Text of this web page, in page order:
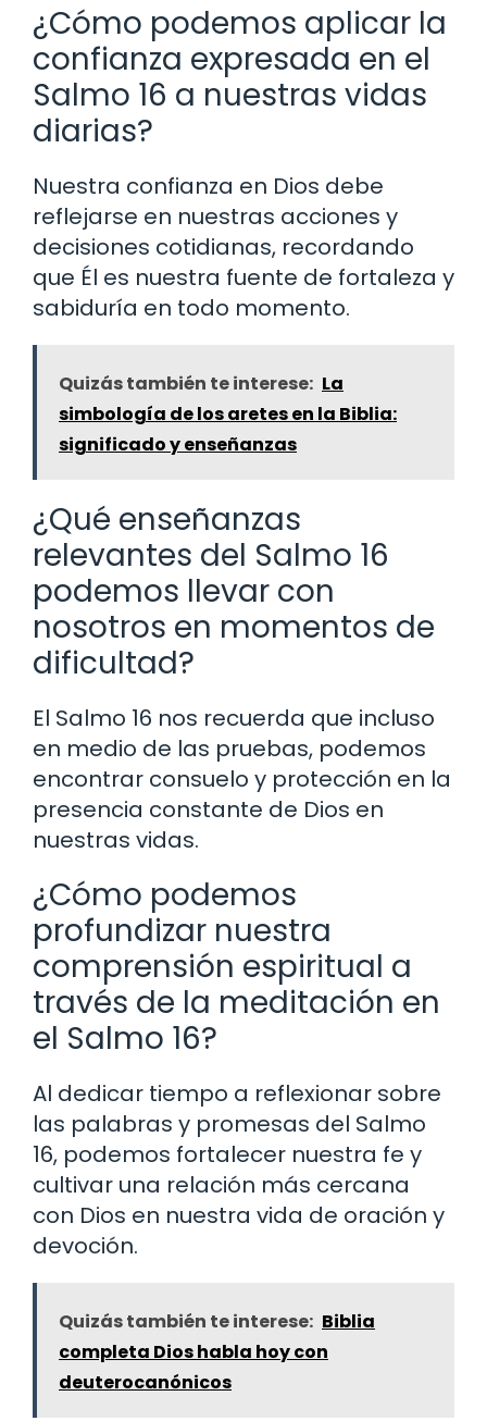
¿Cómo podemos aplicar la
confianza expresada en el
Salmo 16 a nuestras vidas
diarias?
Nuestra confianza en Dios debe
reflejarse en nuestras acciones y
decisiones cotidianas, recordando
que Él es nuestra fuente de fortaleza y
sabiduría en todo momento.
Quizás también te interese: La
simbología de los aretes en la Biblia:
significado y enseñanzas
¿Qué enseñanzas
relevantes del Salmo 16
podemos llevar con
nosotros en momentos de
dificultad?
El Salmo 16 nos recuerda que incluso
en medio de las pruebas, podemos
encontrar consuelo y protección en la
presencia constante de Dios en
nuestras vidas.
¿Cómo podemos
profundizar nuestra
comprensión espiritual a
través de la meditación en
el Salmo 16?
Al dedicar tiempo a reflexionar sobre
las palabras y promesas del Salmo
16, podemos fortalecer nuestra fe y
cultivar una relación más cercana
con Dios en nuestra vida de oración y
devoción.
Quizás también te interese: Biblia
completa Dios habla hoy con
deuterocanónicos